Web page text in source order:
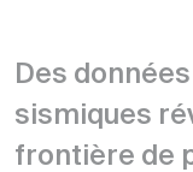
Des
sismiques
frontière de